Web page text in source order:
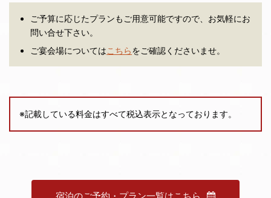
ご予算に応じたプランもご用意可能ですので、お気軽にお
問い合せ下さい。
ご宴会場についてはこちらをご確認くださいませ。
※記載している料金はすべて税込表示となっております。